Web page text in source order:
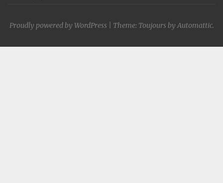
Proudly powered by WordPress Theme: Toujours byAutomattic.